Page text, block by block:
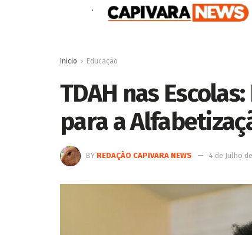
Inicio Educação
TDAH nas
para a
BY REDAÇÃO CAPIVARA NEWS 4 de Julho